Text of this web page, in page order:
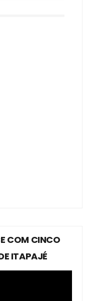
COM CINCO
ITAPAJÉ